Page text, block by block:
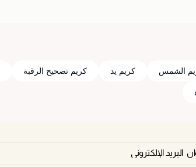
الشمس كريم يد كريم تصحيح الرقبة